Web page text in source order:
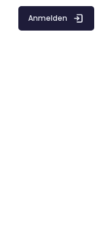
Anmelden